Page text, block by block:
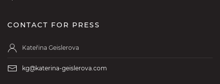
CONTACT FOR PRESS
Kateřina Geislerova
kg@katerina-geislerova.com